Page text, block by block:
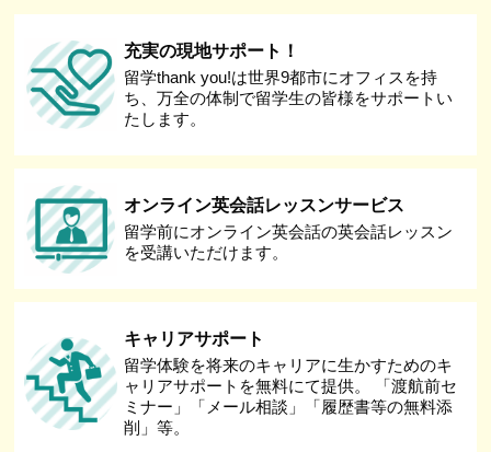
充実の現地サポート！
留学thank you!は世界9都市にオフィスを持
ち、万全の体制で留学生の皆様をサポートい
たします。
オンライン英会話レッスンサービス
留学前にオンライン英会話の英会話レッスン
を受講いただけます。
キャリアサポート
留学体験を将来のキャリアに生かすためのキ
ャリアサポートを無料にて提供。 「渡航前セ
ミナー」「メール相談」「履歴書等の無料添
削」等。